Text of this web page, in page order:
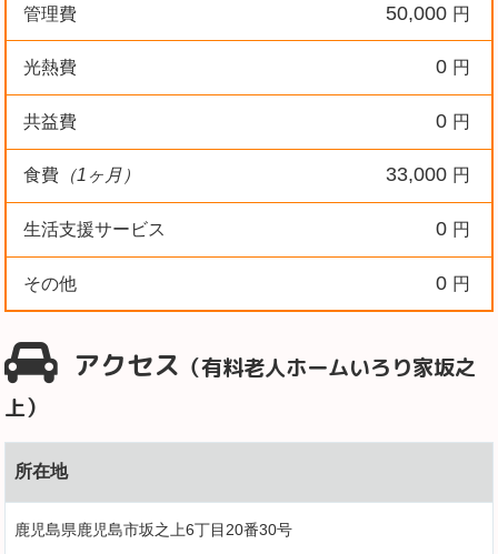
管理費 50,000 円
光熱費 0 円
共益費 0 円
食費（1ヶ月） 33,000 円
生活支援サービス 0 円
その他 0 円
アクセス （有料老人ホームいろり家坂之
上）
所在地
鹿児島県鹿児島市坂之上6丁目20番30号